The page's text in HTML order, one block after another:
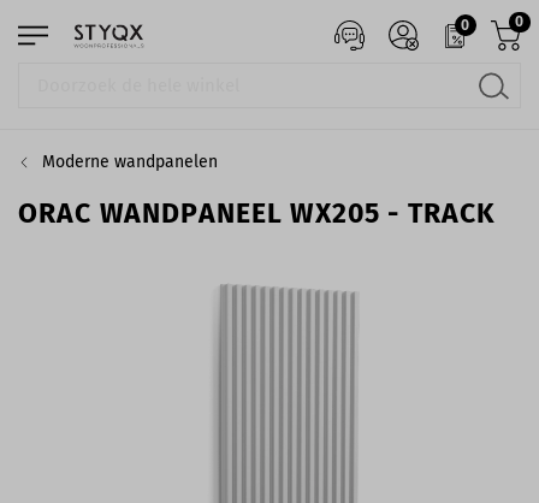
0 0
Moderne wandpanelen
ORAC WANDPANEEL WX205 - TRACK